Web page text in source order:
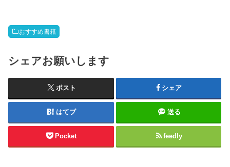
おすすめ書籍
シェアお願いします
ポスト シェア
はてブ 送る
Pocket feedly